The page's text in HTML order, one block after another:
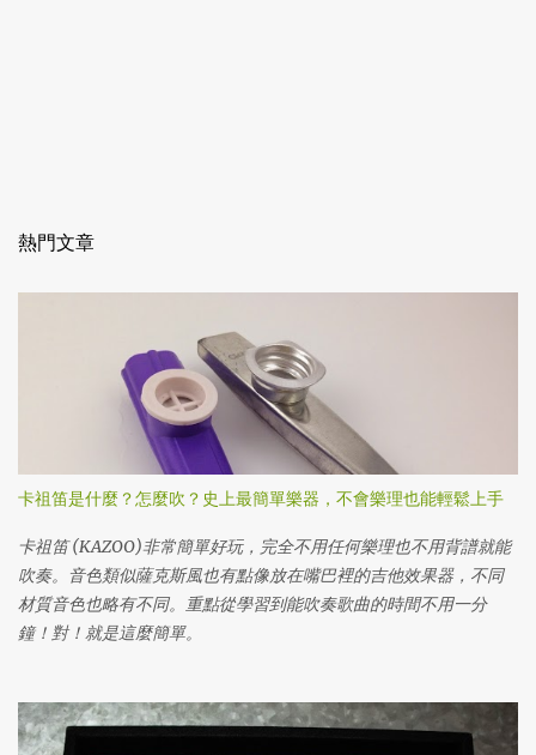
熱門文章
卡祖笛是什麼？怎麼吹？史上最簡單樂器，不會樂理也能輕鬆上手
卡祖笛 (KAZOO)非常簡單好玩，完全不用任何樂理也不用背譜就能
吹奏。音色類似薩克斯風也有點像放在嘴巴裡的吉他效果器，不同
材質音色也略有不同。重點從學習到能吹奏歌曲的時間不用一分
鐘！對！就是這麼簡單。